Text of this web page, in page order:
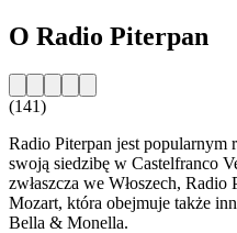
O Radio Piterpan
(141)
Radio Piterpan jest popularnym
swoją siedzibę w Castelfranco
zwłaszcza we Włoszech,
Mozart, która obejmuje także
Bella & Monella.